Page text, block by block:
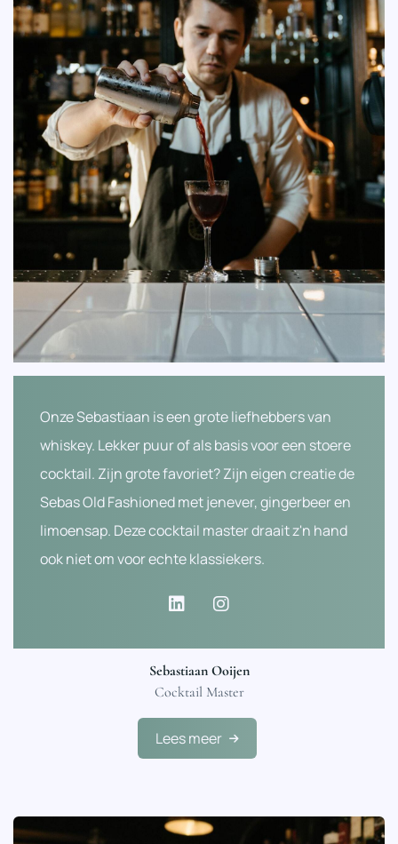
Onze Sebastiaan is een grote liefhebbers van
whiskey. Lekker puur of als basis voor een stoere
cocktail. Zijn grote favoriet? Zijn eigen creatie de
Sebas Old Fashioned met jenever, gingerbeer en
limoensap. Deze cocktail master draait z'n hand
ook niet om voor echte klassiekers.
Sebastiaan Ooijen
Cocktail Master
Lees meer